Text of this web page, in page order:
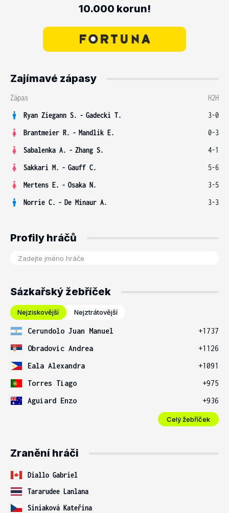
10.000 korun!
Zajímavé zápasy
Zápas
H2H
Ryan Ziegann S. - Gadecki T.
3-0
Brantmeier R. - Mandlik E.
0-3
Sabalenka A. - Zhang S.
4-1
Sakkari M. - Gauff C.
5-6
Mertens E. - Osaka N.
3-5
Norrie C. - De Minaur A. 3-3
Profily hráčů
Sázkařský žebříček
Nejziskovější Nejztrátovější
Cerundolo Juan Manuel
+1737
Obradovic Andrea
+1126
Eala Alexandra
+1091
Torres Tiago
+975
Aguiard Enzo
+936
Celý žebříček
Zranění hráči
Diallo Gabriel
Tararudee Lanlana
Siniaková Kateřina